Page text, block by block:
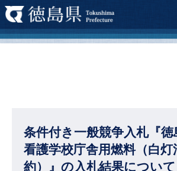
条件付き一般競争入札『徳
看護学校庁舎用燃料（白灯
約）』の入札結果について